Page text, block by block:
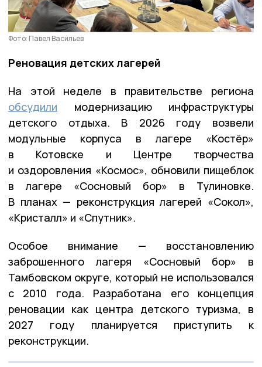
Фото: Павел Васильев
Реновация детских лагерей
На этой неделе в правительстве региона
обсудили модернизацию инфраструктуры
детского отдыха. В 2026 году возвели
модульные корпуса в лагере «Костёр»
в Котовске и Центре творчества
и оздоровления «Космос», обновили пищеблок
в лагере «Сосновый бор» в Тулиновке.
В планах — реконструкция лагерей «Сокол»,
«Кристалл» и «Спутник».
Особое внимание — восстановлению
заброшенного лагеря «Сосновый бор» в
Тамбовском округе, который не использовался
с 2010 года. Разработана его концепция
реновации как центра детского туризма, в
2027 году планируется приступить к
реконструкции.